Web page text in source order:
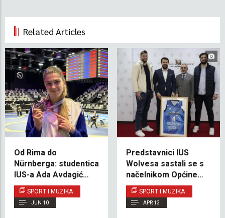
Related Articles
Od Rima do
Nürnberga: studentica
IUS-a Ada Avdagić
zablistala na
međunarodnoj
taekwondo sceni
SPORT I MUZIKA
JUN 10
Predstavnici IUS
Wolvesa sastali se s
načelnikom Općine
Ilidža radi razgovora o
budućoj saradnji
SPORT I MUZIKA
APR 13